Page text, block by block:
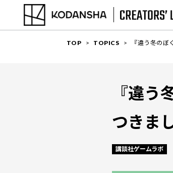
TOP TOPICS 『違う冬の
『違
つきま
講談社ゲームラボ